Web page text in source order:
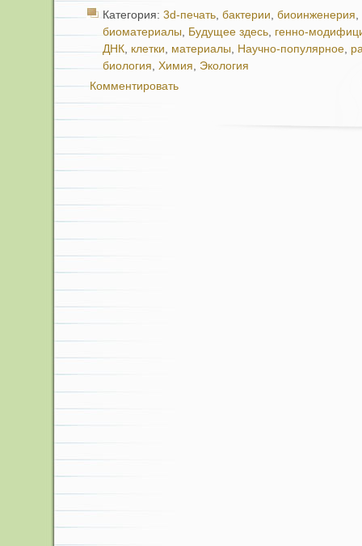
Категория: 3d-печать, бактерии, биоинженерия,
биоматериалы, Будущее здесь, генно-
ДНК, клетки, материалы, Научно-популярное,
биология, Химия, Экология
Комментировать